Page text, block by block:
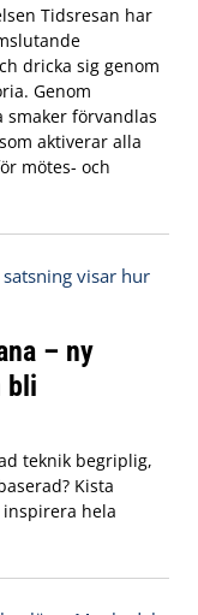
Tidsresan har
dricka sig genom
Genom
förvandlas
aktiverar alla
mötes- och
– ny
bli
teknik begriplig,
Kista
hela